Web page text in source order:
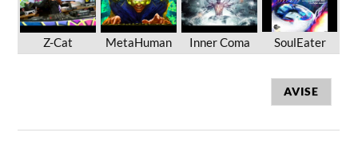
Z-Cat MetaHuman Inner Coma SoulEater
AVISE